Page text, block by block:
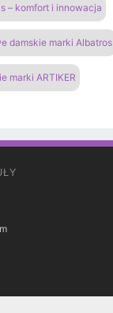
– komfort i innowacja
damskie marki Albatros
marki ARTIKER